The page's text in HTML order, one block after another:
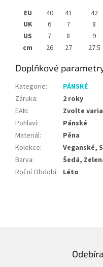
EU
40 41 42
UK
6 7 8
US
7 8 9
cm
26 27 27.5
Doplňkové
Kategorie:
PÁNSKÉ
Záruka:
2 roky
EAN:
Zvolte
Pohlaví:
Pánské
Materiál:
Pěna
Kolekce:
Veganské,
Barva:
Šedá,
Roční Období: Léto